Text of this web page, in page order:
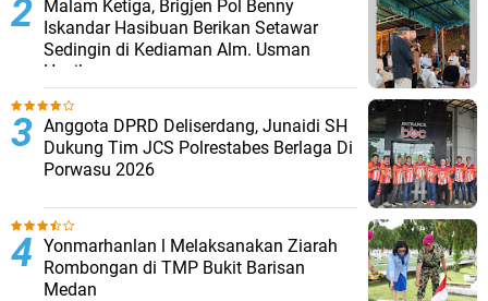
Malam Ketiga, Brigjen Pol Benny
Iskandar Hasibuan Berikan Setawar
Sedingin di Kediaman Alm. Usman
Hasibuan
Anggota DPRD Deliserdang, Junaidi SH
Dukung Tim JCS Polrestabes Berlaga Di
Porwasu 2026
Yonmarhanlan l Melaksanakan Ziarah
Rombongan di TMP Bukit Barisan
Medan